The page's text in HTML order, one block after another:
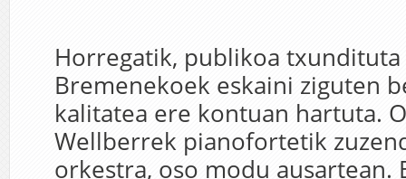
Horregatik, publikoa txundituta
Bremenekoek eskaini ziguten
kalitatea ere kontuan hartuta.
Wellberrek pianofortetik
orkestra, oso modu ausartean.